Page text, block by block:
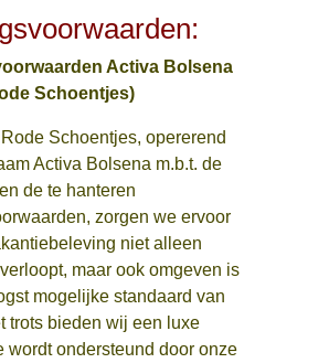
Activa Bolsena
Schoentjes)
Schoentjes, opererend
Activa Bolsena m.b.t. de
de te hanteren
zorgen we ervoor
niet alleen
maar ook omgeven is
mogelijke standaard van
trots bieden wij een luxe
wordt ondersteund door onze